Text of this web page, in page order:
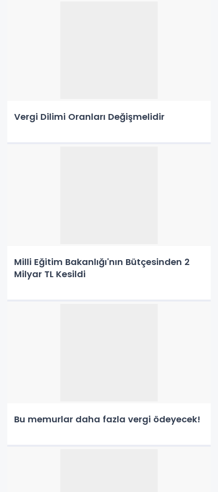
Vergi Dilimi Oranları Değişmelidir
Milli Eğitim Bakanlığı'nın Bütçesinden 2
Milyar TL Kesildi
Bu memurlar daha fazla vergi ödeyecek!